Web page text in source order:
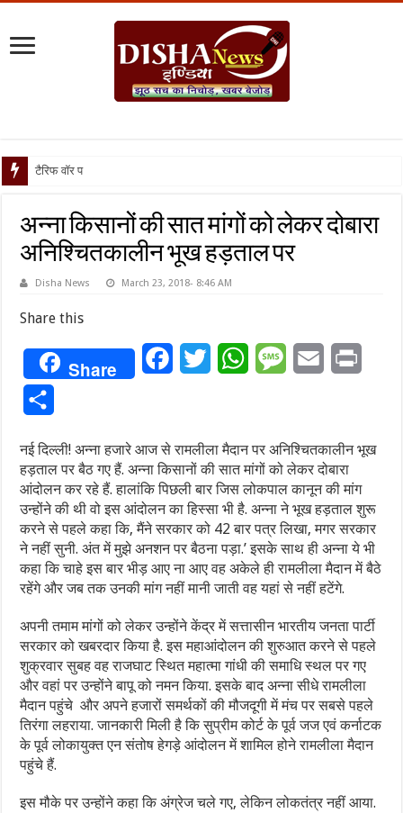
टैरिफ वॉर पर पिघली बर्फ,
अन्ना किसानों की सात मांगों को लेकर दोबारा
अनिश्चितकालीन भूख हड़ताल पर
Disha News March 23, 2018- 8:46 AM
Share this
Share FacebookTwitterWhatsAppMessageEmail
नई दिल्ली! अन्ना हजारे आज से रामलीला मैदान पर अनिश्चितकालीन भूख
हड़ताल पर बैठ गए हैं. अन्ना किसानों की सात मांगों को लेकर दोबारा
आंदोलन कर रहे हैं. हालांकि पिछली बार जिस लोकपाल कानून की मांग
उन्होंने की थी वो इस आंदोलन का हिस्सा भी है. अन्ना ने भूख हड़ताल शुरू
करने से पहले कहा कि, मैंने सरकार को 42 बार पत्र लिखा, मगर सरकार
ने नहीं सुनी. अंत में मुझे अनशन पर बैठना पड़ा.’ इसके साथ ही अन्ना ये भी
कहा कि चाहे इस बार भीड़ आए ना आए वह अकेले ही रामलीला मैदान में बैठे
रहेंगे और जब तक उनकी मांग नहीं मानी जाती वह यहां से नहीं हटेंगे.
अपनी तमाम मांगों को लेकर उन्‍होंने केंद्र में सत्तासीन भारतीय जनता पार्टी
सरकार को खबरदार किया है. इस महाआंदोलन की शुरुआत करने से पहले
शुक्रवार सुबह वह राजघाट स्थित महात्मा गांधी की समाधि स्थल पर गए
और वहां पर उन्होंने बापू को नमन किया. इसके बाद अन्‍ना सीधे रामलीला
मैदान पहुंचे और अपने हजारों समर्थकों की मौजदूगी में मंच पर सबसे पहले
तिरंगा लहराया. जानकारी मिली है कि सुप्रीम कोर्ट के पूर्व जज एवं कर्नाटक
के पूर्व लोकायुक्त एन संतोष हेगड़े आंदोलन में शामिल होने रामलीला मैदान
पहुंचे हैं.
इस मौके पर उन्होंने कहा कि अंग्रेज चले गए, लेकिन लोकतंत्र नहीं आया.